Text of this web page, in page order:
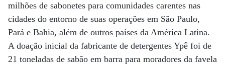
milhões de sabonetes para comunidades carentes nas
cidades do entorno de suas operações em São Paulo,
Pará e Bahia, além de outros países da América Latina.
A doação inicial da fabricante de detergentes Ypê foi de
21 toneladas de sabão em barra para moradores da favela